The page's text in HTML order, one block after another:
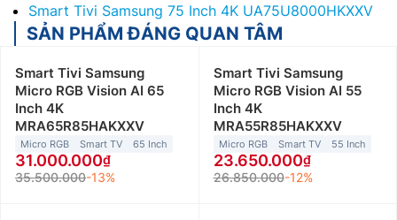
Smart Tivi Samsung 75 Inch 4K UA75U8000HKXXV
SẢN PHẨM ĐÁNG QUAN TÂM
Smart Tivi Samsung
Micro RGB Vision AI 65
Inch 4K
MRA65R85HAKXXV
Micro RGB Smart TV 65 Inch
31.000.000
35.500.000-13%
Smart Tivi Samsung
Micro RGB Vision AI 55
Inch 4K
MRA55R85HAKXXV
Micro RGB Smart TV 55 Inch
23.650.000
26.850.000-12%